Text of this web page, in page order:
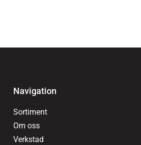
Navigation
Sortiment
Om oss
Verkstad